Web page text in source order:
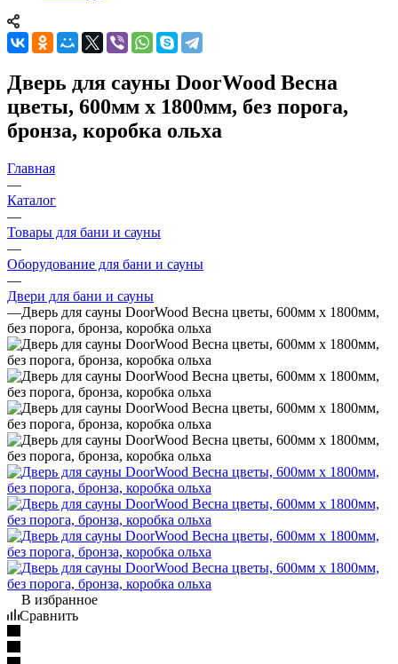
Дверь для сауны DoorWood Весна
цветы, 600мм х 1800мм, без порога,
бронза, коробка ольха
Главная
—
Каталог
—
Товары для бани и сауны
—
Оборудование для бани и сауны
—
Двери для бани и сауны
—Дверь для сауны DoorWood Весна цветы, 600мм х 1800мм,
без порога, бронза, коробка ольха
В избранное
Сравнить